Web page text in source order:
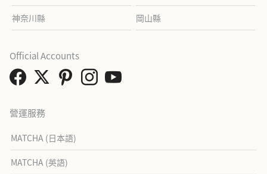
神奈川縣 岡山縣
營運服務
MATCHA (日本語)
MATCHA (英語)
Official Accounts